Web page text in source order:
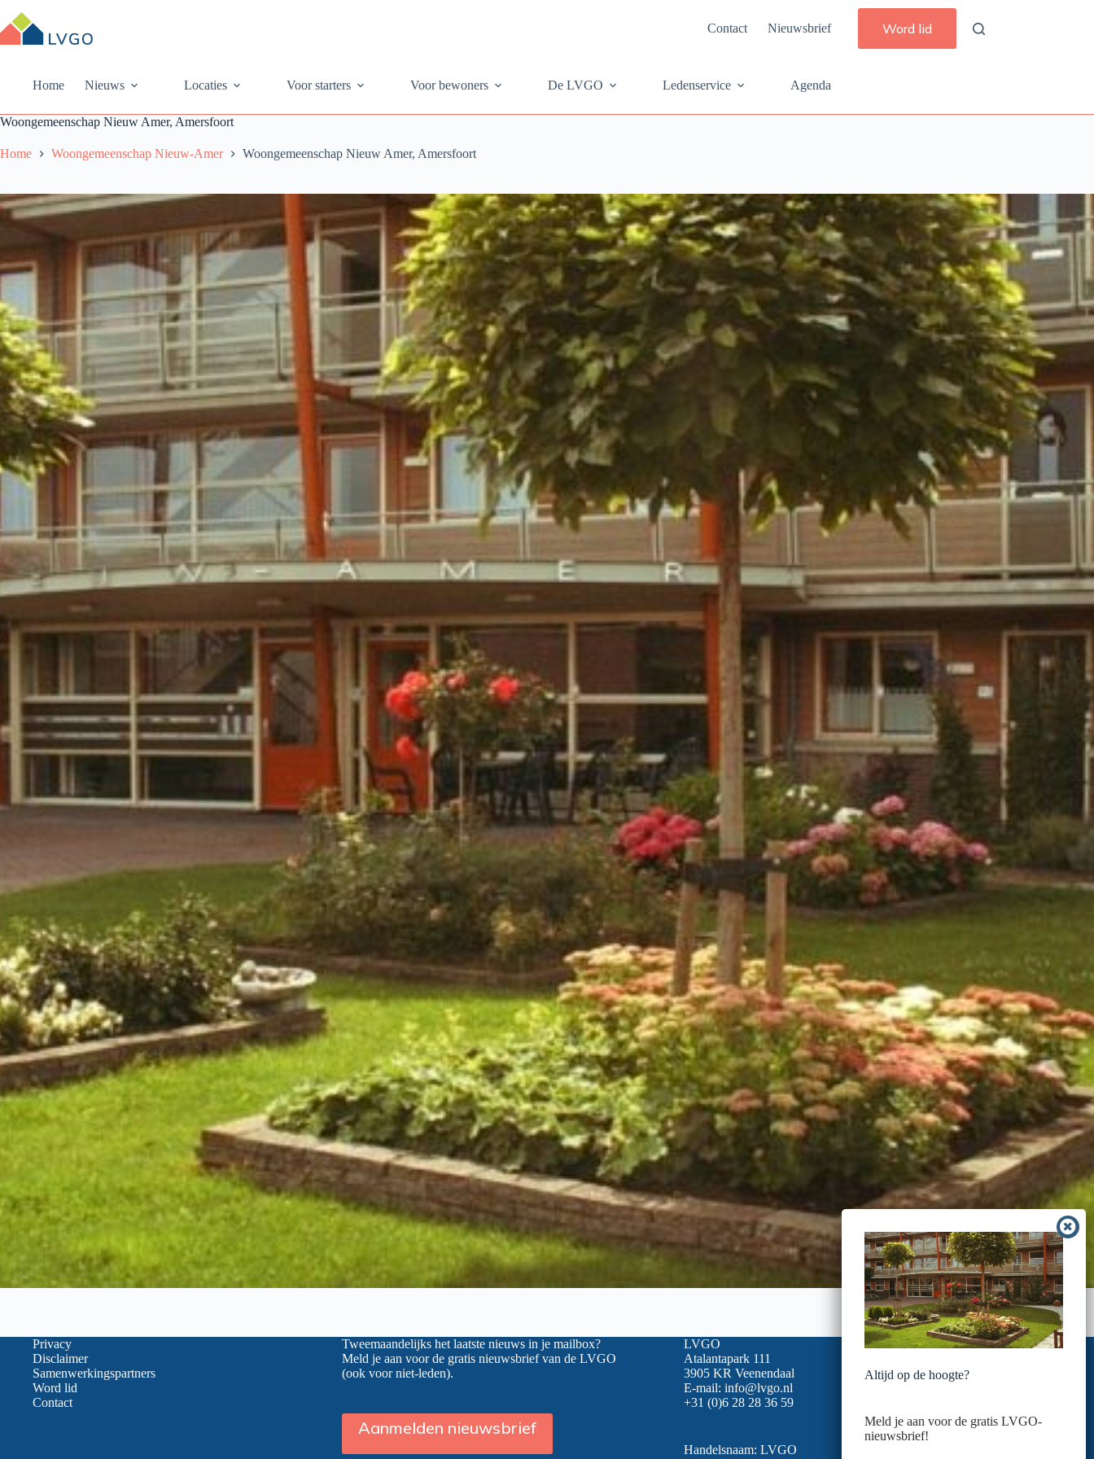
naar
de
Contact Nieuwsbrief Word lid
Home Nieuws Locaties Voor starters Voor bewoners De LVGO Ledenservice Agenda
Woongemeenschap Nieuw Amer, Amersfoort
Home Woongemeenschap Nieuw-Amer Woongemeenschap Nieuw Amer, Amersfoort
Privacy
Disclaimer
Samenwerkingspartners
Word lid
Contact
Tweemaandelijks het laatste nieuws in je mailbox?
Meld je aan voor de gratis nieuwsbrief van de LVGO
(ook voor niet-leden).
Aanmelden nieuwsbrief
LVGO
Atalantapark 111
3905 KR Veenendaal
E-mail: info@lvgo.nl
+31 (0)6 28 28 36 59
Handelsnaam: LVGO
Altijd op de hoogte?
Meld je aan voor de gratis LVGO-
nieuwsbrief!